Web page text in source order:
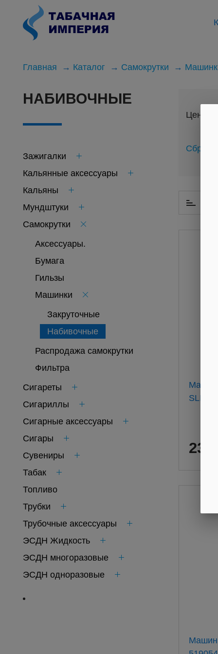
Главная Каталог Самокрутки
НАБИВОЧНЫЕ
Зажигалки
Кальянные аксессуары
Кальяны
Мундштуки
Самокрутки
Аксессуары.
Бумага
Гильзы
Машинки
Закруточные
Набивочные
Распродажа самокрутки
Фильтра
Сигареты
Сигариллы
Сигарные аксессуары
Сигары
Сувениры
Табак
Топливо
Трубки
Трубочные аксессуары
ЭСДН Жидкость
ЭСДН многоразовые
ЭСДН одноразовые
Цена
SLIM
237